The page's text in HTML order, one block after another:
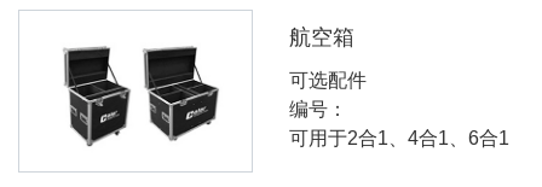
航空箱
可选配件
编号：
可用于2合1、4合1、6合1